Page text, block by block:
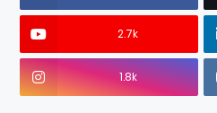
2.7k
1.8k